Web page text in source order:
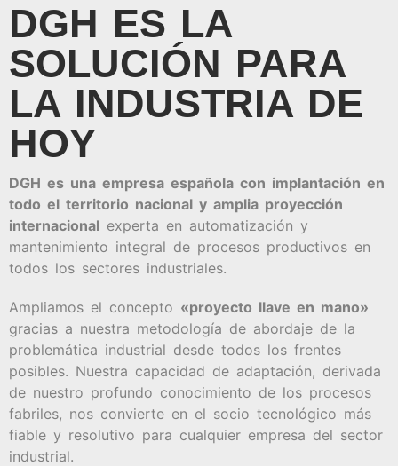
DGH ES LA
SOLUCIÓN PARA
LA INDUSTRIA DE
HOY
DGH es una empresa española con implantación en
todo el territorio nacional y amplia proyección
internacional experta en automatización y
mantenimiento integral de procesos productivos en
todos los sectores industriales.
Ampliamos el concepto «proyecto llave en mano»
gracias a nuestra metodología de abordaje de la
problemática industrial desde todos los frentes
posibles. Nuestra capacidad de adaptación, derivada
de nuestro profundo conocimiento de los procesos
fabriles, nos convierte en el socio tecnológico más
fiable y resolutivo para cualquier empresa del sector
industrial.